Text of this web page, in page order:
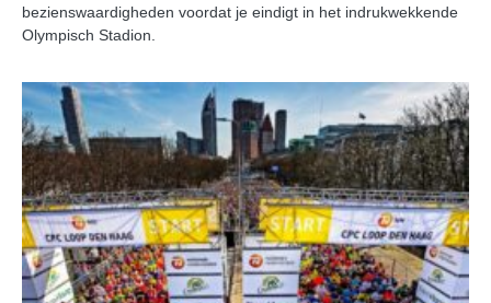
bezienswaardigheden voordat je eindigt in het indrukwekkende
Olympisch Stadion.